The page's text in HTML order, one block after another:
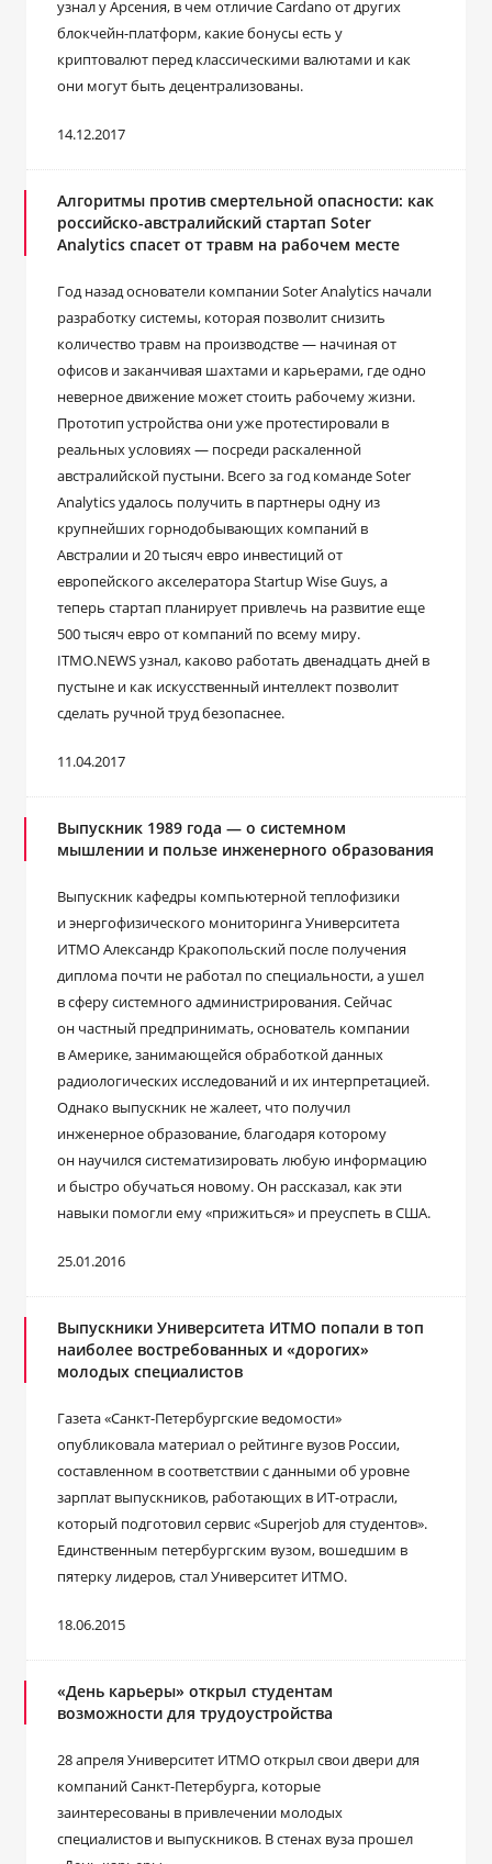
узнал у Арсения, в чем отличие Cardano от других
блокчейн-платформ, какие бонусы есть у
криптовалют перед классическими валютами и как
они могут быть децентрализованы.
14.12.2017
Алгоритмы против смертельной опасности: как
российско-австралийский стартап Soter
Analytics спасет от травм на рабочем месте
Год назад основатели компании Soter Analytics начали
разработку системы, которая позволит снизить
количество травм на производстве — начиная от
офисов и заканчивая шахтами и карьерами, где одно
неверное движение может стоить рабочему жизни.
Прототип устройства они уже протестировали в
реальных условиях — посреди раскаленной
австралийской пустыни. Всего за год команде Soter
Analytics удалось получить в партнеры одну из
крупнейших горнодобывающих компаний в
Австралии и 20 тысяч евро инвестиций от
европейского акселератора Startup Wise Guys, а
теперь стартап планирует привлечь на развитие еще
500 тысяч евро от компаний по всему миру.
ITMO.NEWS узнал, каково работать двенадцать дней в
пустыне и как искусственный интеллект позволит
сделать ручной труд безопаснее.
11.04.2017
Выпускник 1989 года — о системном
мышлении и пользе инженерного образования
Выпускник кафедры компьютерной теплофизики
и энергофизического мониторинга Университета
ИТМО Александр Кракопольский после получения
диплома почти не работал по специальности, а ушел
в сферу системного администрирования. Сейчас
он частный предпринимать, основатель компании
в Америке, занимающейся обработкой данных
радиологических исследований и их интерпретацией.
Однако выпускник не жалеет, что получил
инженерное образование, благодаря которому
он научился систематизировать любую информацию
и быстро обучаться новому. Он рассказал, как эти
навыки помогли ему «прижиться» и преуспеть в США.
25.01.2016
Выпускники Университета ИТМО попали в топ
наиболее востребованных и «дорогих»
молодых специалистов
Газета «Санкт-Петербургские ведомости»
опубликовала материал о рейтинге вузов России,
составленном в соответствии с данными об уровне
зарплат выпускников, работающих в ИТ-отрасли,
который подготовил сервис «Superjob для студентов».
Единственным петербургским вузом, вошедшим в
пятерку лидеров, стал Университет ИТМО.
18.06.2015
«День карьеры» открыл студентам
возможности для трудоустройства
28 апреля Университет ИТМО открыл свои двери для
компаний Санкт-Петербурга, которые
заинтересованы в привлечении молодых
специалистов и выпускников. В стенах вуза прошел